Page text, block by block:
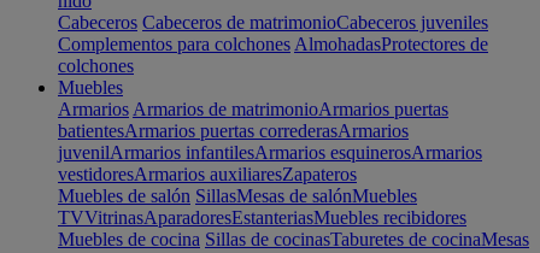
Cabeceros Cabeceros de matrimonioCabeceros juveniles
Complementos para colchones AlmohadasProtectores de
colchones
Muebles
Armarios Armarios de matrimonioArmarios puertas
batientesArmarios puertas correderasArmarios
juvenilArmarios infantilesArmarios esquinerosArmarios
vestidoresArmarios auxiliaresZapateros
Muebles de salón SillasMesas de salónMuebles
TVVitrinasAparadoresEstanteriasMuebles recibidores
Muebles de cocina Sillas de cocinasTaburetes de cocinaMesas